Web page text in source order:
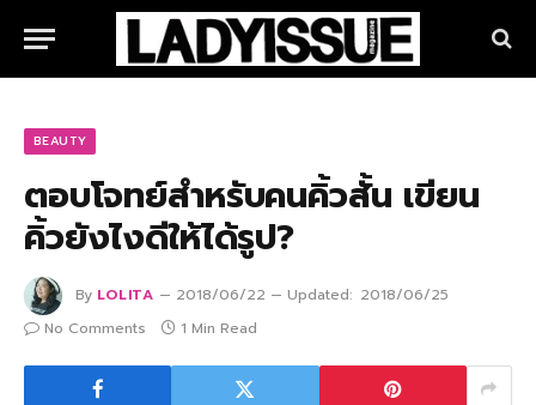
BEAUTY
ตอบโจทย์สำหรับคนคิ้วสั้น เขียน
คิ้วยังไงดีให้ได้รูป?
By LOLITA 2018/06/22 Updated: 2018/06/25
No Comments
1 Min Read